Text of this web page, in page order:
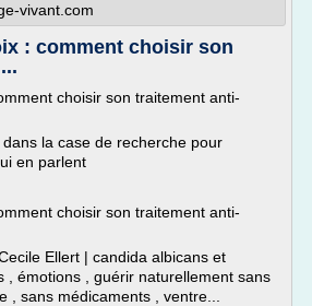
vivant.com
: comment choisir son
choisir son traitement anti-
la case de recherche pour
en parlent
choisir son traitement anti-
Ellert | candida albicans et
, émotions , guérir naturellement sans
, sans médicaments , ventre...